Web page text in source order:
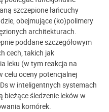
szczepione łańcuchy
obejmujące (ko)polimery
architekturach.
poddane szczegółowym
cech, takich jak
leku (w tym reakcja na
celu oceny potencjalnej
w inteligentnych systemach
śledzenie leków w
komórek.